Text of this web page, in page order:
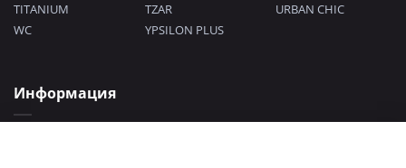
TITANIUM
TZAR
URBAN CHIC
WC
YPSILON PLUS
Информация